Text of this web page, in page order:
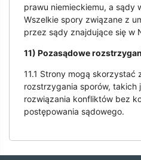
prawu niemieckiemu, a sądy
Wszelkie spory związane z
przez sądy znajdujące się w
11) Pozasądowe
11.1 Strony mogą
rozstrzygania sporów, takich
rozwiązania konfliktów bez
postępowania sądowego.